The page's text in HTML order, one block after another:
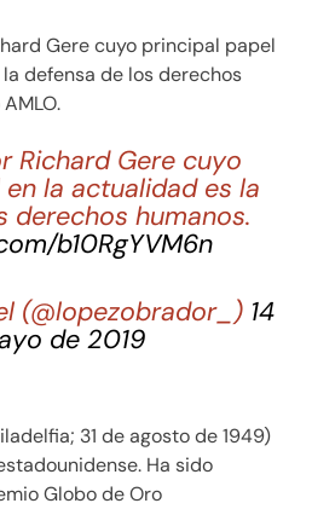
Gere cuyo principal papel
defensa de los derechos
Richard Gere cuyo
la actualidad es la
derechos humanos.
b10RgYVM6n
(@lopezobrador_) 14
de 2019
31 de agosto de 1949)
Ha sido
Globo de Oro